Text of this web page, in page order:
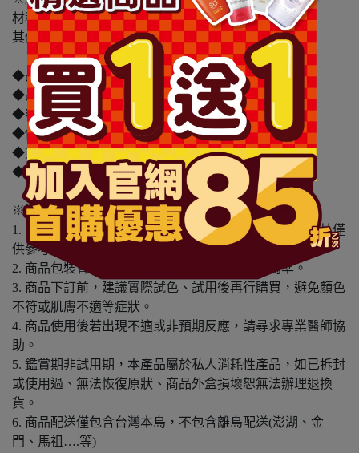
材積：需≦45cm30cm30cm 最長邊≦45cm
其他兩邊則需均≦30cm 重量不得超過5公斤。
◆品牌名稱：蘇菲
◆品名：蘇菲超熟睡褲型-箱購 12包(M/L/XL)
◆容量/規格：2片(箱購 12包 共24片)
◆保存期限(天)：1095天
◆貨源：公司貨
◆產地：中國
※溫馨提醒：
1. 因電腦螢幕設定及個人觀感之差異，本賣場之商品圖片僅
供參考，依實際收到商品為準。
2. 商品包裝會有新舊轉換期，依實際收到商品為準。
3. 商品下訂前，建議實際試色、試用後再行購買，避免顏色
不符或肌膚不適等症狀。
4. 商品使用後若出現不適或非預期反應，請尋求專業醫師協
助。
5. 鑑賞期非試用期，本產品屬於私人消耗性產品，如已拆封
或使用過、無法恢復原狀、商品外盒損壞恕無法辦理退換
貨。
6. 商品配送僅包含台灣本島，不包含離島配送(澎湖、金
門、馬祖….等)